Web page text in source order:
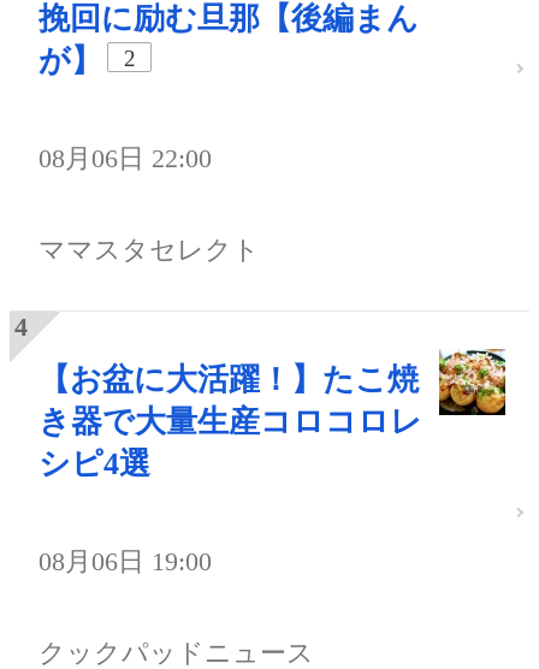
挽回に励む旦那【後編まん
が】
2
08月06日 22:00
ママスタセレクト
【お盆に大活躍！】たこ焼
き器で大量生産コロコロレ
シピ4選
08月06日 19:00
クックパッドニュース